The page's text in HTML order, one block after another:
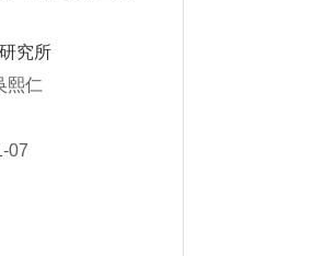
究所
熙仁
07